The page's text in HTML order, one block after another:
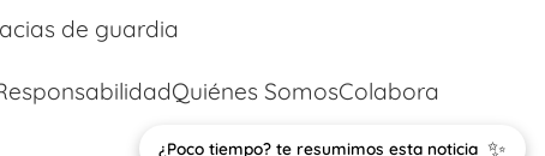
¿Poco tiempo? te resumimos esta noticia ✨
de guardia
Quiénes SomosColabora